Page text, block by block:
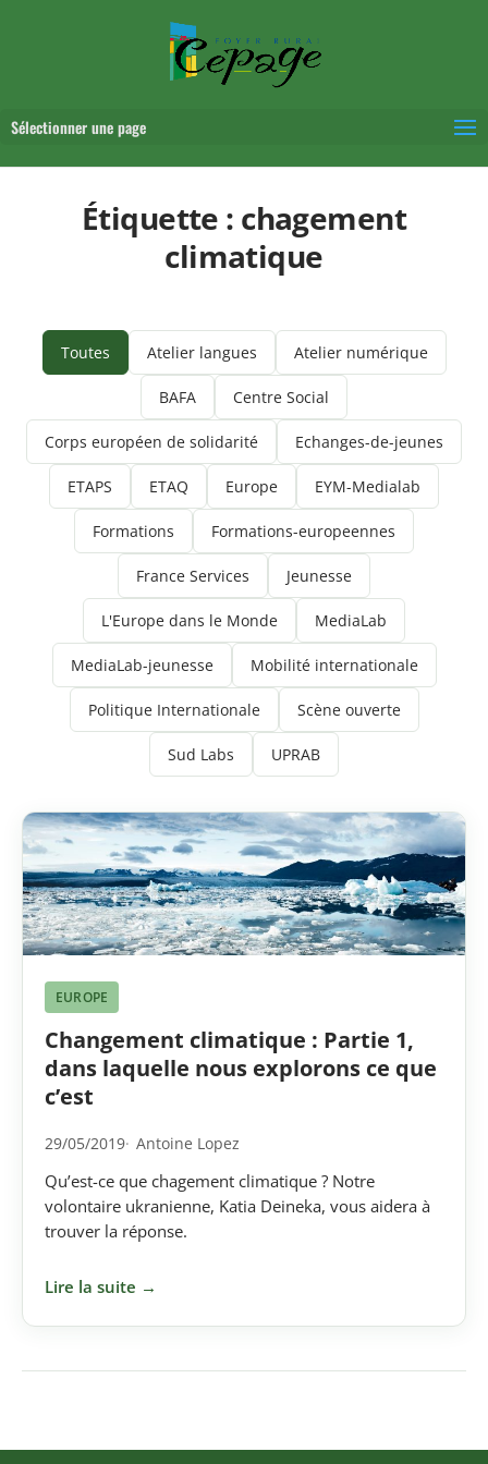
Sélectionner une page
Étiquette : chagement
climatique
Toutes Atelier langues Atelier numérique
BAFA Centre Social
Corps européen de solidarité Echanges-de-jeunes
ETAPS ETAQ Europe EYM-Medialab
Formations Formations-europeennes
France Services Jeunesse
L'Europe dans le Monde MediaLab
MediaLab-jeunesse Mobilité internationale
Politique Internationale Scène ouverte
Sud Labs UPRAB
EUROPE
Changement climatique : Partie 1,
dans laquelle nous explorons ce que
c’est
29/05/2019 Antoine Lopez
Qu’est-ce que chagement climatique ? Notre
volontaire ukranienne, Katia Deineka, vous aidera à
trouver la réponse.
Lire la suite →